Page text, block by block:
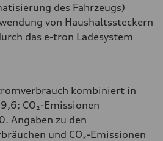
des Fahrzeugs)
von Haushaltssteckern
das e-tron Ladesystem
kombiniert in
CO₂-Emissionen
Angaben zu den
und CO₂-Emissionen